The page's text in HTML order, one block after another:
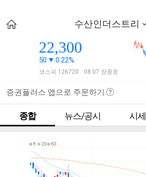
수산인더스트리
22,300
50 0.22%
코스피 126720 08.07 장종료
증권플러스 앱으로 주문하기
종합 뉴스/공시 시세